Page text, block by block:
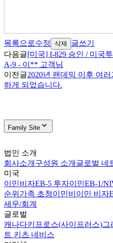
목록으로수정 삭제
글쓰기
다음글[미국] I-829 승인 / 미국
A-9 - 이** 고객님
이전글2020년 팬데믹 이후 여
하게 되었습니다.
Family Site
법인 소개
회사소개 구성원 소개 글로벌 네
미국
이민비자EB-5 투자이민EB-1/
순위 가족 초청이민비이민 비자
세무/회계
글로벌
캐나다키프로스(사이프러스)그
트 키츠 네비스